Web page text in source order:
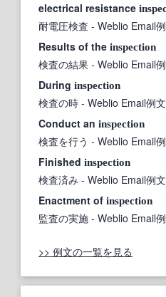
electrical resistance
耐電圧検査 - Weblio Email
Results of the inspection
検査の結果 - Weblio Email
During inspection
検査の時 - Weblio Email例
Conduct an inspection
検査を行う - Weblio Email
Finished inspection
検査済み - Weblio Email例
Enactment of inspection
監査の実施 - Weblio Email
>> 例文の一覧を見る